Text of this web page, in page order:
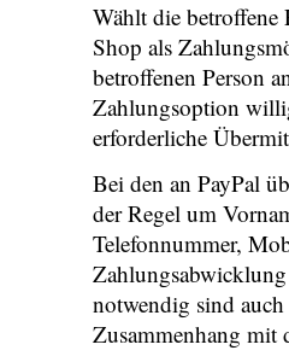
Wählt die betroffene
Shop als
betroffenen Person
Zahlungsoption
erforderliche
Bei den an PayPal
der Regel um
Telefonnummer,
notwendig sind
Zusammenhang mit